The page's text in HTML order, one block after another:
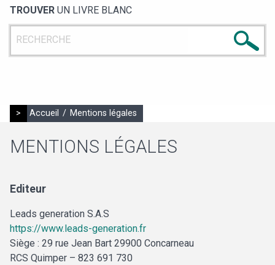
TROUVER UN LIVRE BLANC
> Accueil / Mentions légales
MENTIONS LÉGALES
Editeur
Leads generation S.A.S
https://www.leads-generation.fr
Siège : 29 rue Jean Bart 29900 Concarneau
RCS Quimper – 823 691 730